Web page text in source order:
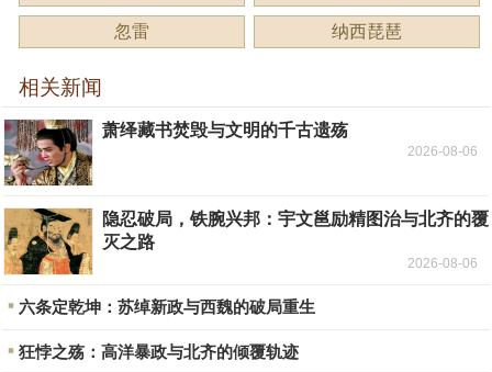
忽雷 纳西琵琶
相关新闻
萧绎藏书焚毁与文明的千古遗殇
2026-08-06
隐忍破局，铁腕兴邦：宇文邕励精图治与北齐的覆
灭之路
2026-08-06
六条定乾坤：苏绰新政与西魏的破局重生
狂悖之殇：高洋暴政与北齐的倾覆轨迹